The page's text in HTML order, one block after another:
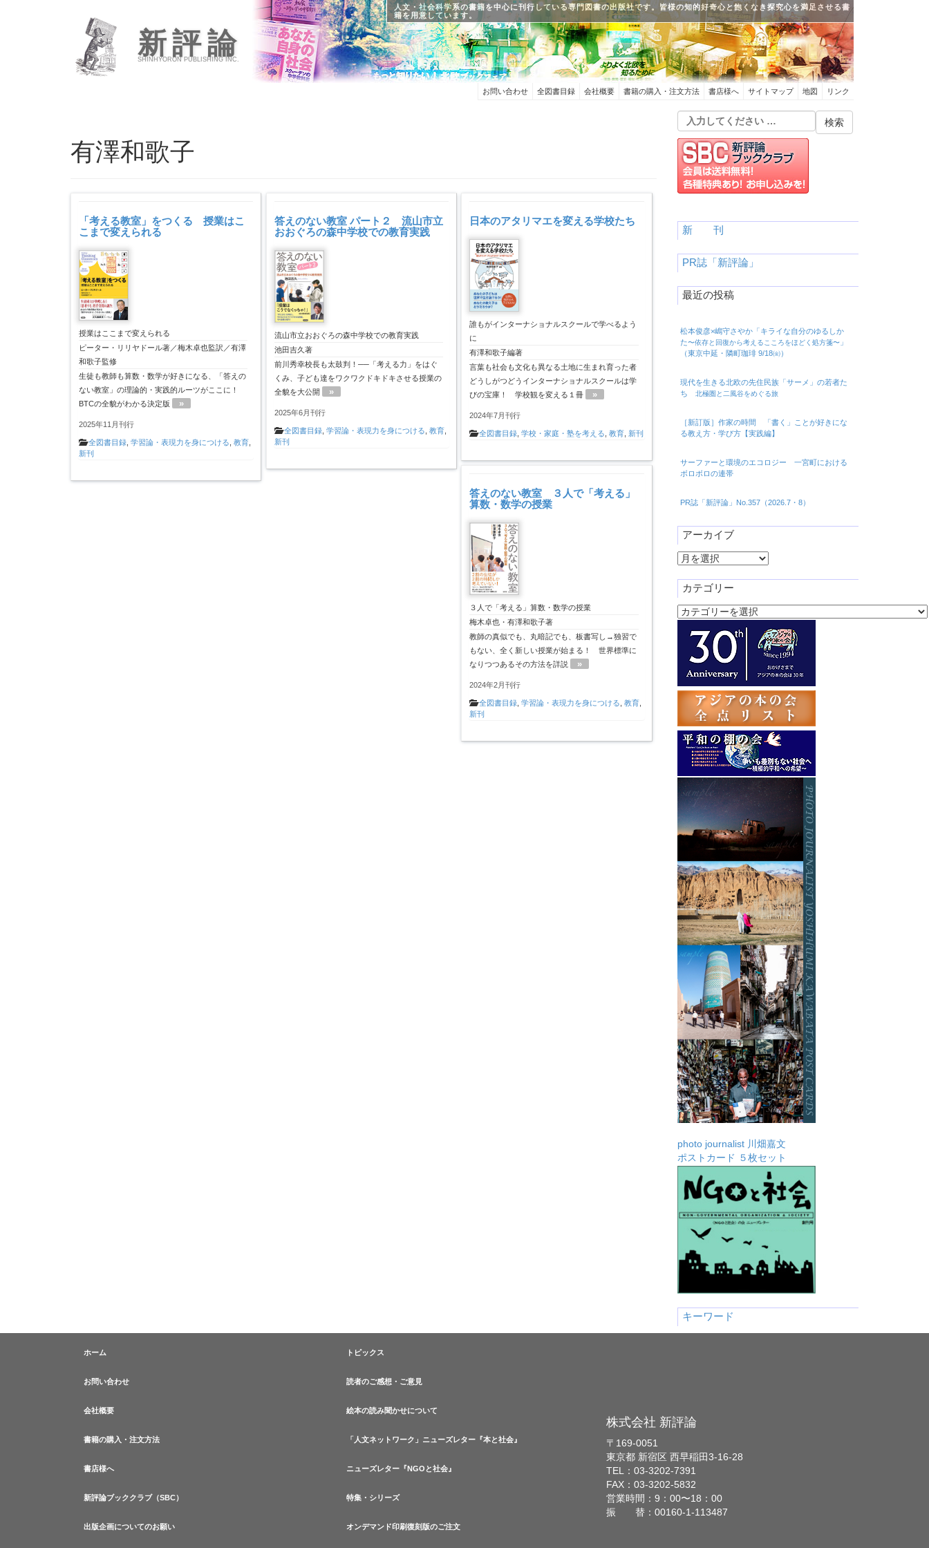
新評論
SHINHYORON PUBLISHING INC.
人文・社会科学系の書籍を中心に刊行している専門図書の出版社です。皆様の知的好奇心と飽くなき探究心を満足させる書
籍を用意しています。
お問い合わせ 全図書目録 会社概要 書籍の購入・注文方法 書店様へ サイトマップ 地図 リンク
有澤和歌子
「考える教室」をつくる 授業はこ
こまで変えられる
授業はここまで変えられる
ピーター・リリヤドール著／梅木卓也監訳／有澤
和歌子監修
生徒も教師も算数・数学が好きになる、「答えの
ない教室」の理論的・実践的ルーツがここに！
BTCの全貌がわかる決定版
»
2025年11月刊行
全図書目録 学習論・表現力を身につける 教育
新刊
答えのない教室 パート２ 流山市立
おおぐろの森中学校での教育実践
流山市立おおぐろの森中学校での教育実践
池田吉久著
前川秀幸校長も太鼓判！──「考える力」をはぐ
くみ、子ども達をワクワクドキドキさせる授業の
全貌を大公開
»
2025年6月刊行
全図書目録, 学習論・表現力を身につける 教育,
新刊
日本のアタリマエを変える学校たち
誰もがインターナショナルスクールで学べるよう
に
有澤和歌子編著
言葉も社会も文化も異なる土地に生まれ育った者
どうしがつどうインターナショナルスクールは学
びの宝庫！ 学校観を変える１冊
»
2024年7月刊行
全図書目録 ,学校・家庭・塾を考える ,教育 新刊
答えのない教室 ３人で「考える」
算数・数学の授業
３人で「考える」算数・数学の授業
梅木卓也・有澤和歌子著
教師の真似でも、丸暗記でも、板書写し→独習で
もない、全く新しい授業が始まる！ 世界標準に
なりつつあるその方法を詳説
»
2024年2月刊行
全図書目録,学習論・表現力を身につける,教育,
新刊
新 刊
PR誌「新評論」
最近の投稿
松本俊彦×嶋守さやか「キライな自分のゆるしか
た〜依存と回復から考えるこころをほどく処方箋〜」
（東京中延・隣町珈琲 9/18㈮）
現代を生きる北欧の先住民族「サーメ」の若者た
ち 北極圏と二風谷をめぐる旅
［新訂版］作家の時間 「書く」ことが好きにな
る教え方・学び方【実践編】
サーファーと環境のエコロジー 一宮町における
ボロボロの連帯
PR誌「新評論」No.357（2026.7・8）
アーカイブ
ア
カ
イ
ブ
カテゴリー
カ
photo journalist 川畑嘉文
ポストカード ５枚セット
キーワード
ホーム
お問い合わせ
会社概要
書籍の購入・注文方法
書店様へ
新評論ブッククラブ（SBC）
出版企画についてのお願い
トピックス
読者のご感想・ご意見
絵本の読み聞かせについて
「人文ネットワーク」ニューズレター『本と社会』
ニューズレター『NGOと社会』
特集・シリーズ
オンデマンド印刷復刻版のご注文
株式会社 新評論
〒169-0051
東京都 新宿区 西早稲田3-16-28
TEL：03-3202-7391
FAX：03-3202-5832
営業時間：9：00〜18：00
振 替：00160-1-113487